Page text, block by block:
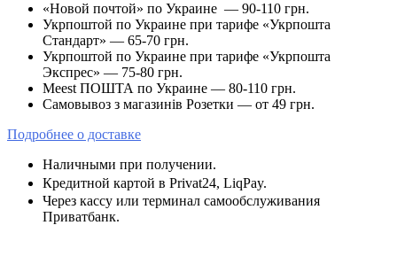
«Новой почтой» по Украине — 90-110 грн.
Укрпоштой по Украине при тарифе «Укрпошта
Стандарт» — 65-70 грн.
Укрпоштой по Украине при тарифе «Укрпошта
Экспрес» — 75-80 грн.
Meest ПОШТА по Украине — 80-110 грн.
Самовывоз з магазинів Розетки — от 49 грн.
Подробнее о доставке
Наличными при получении.
Кредитной картой в Privat24, LiqPay.
Через кассу или терминал самообслуживания
Приватбанк.